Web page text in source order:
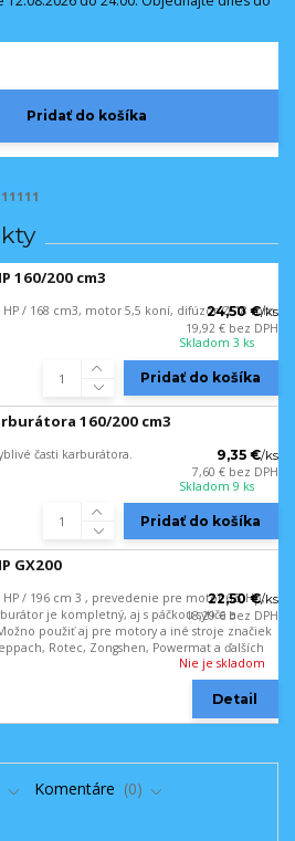
Pridať do košíka
11111
160/200 cm3
HP / 168 cm3, motor 5,5 koní, difúzor Ø 18 mm
24,50 €/ks
19,92 € bez DPH
Skladom 3 ks
Pridať do košíka
160/200 cm3
časti karburátora. 9,35 €/ks
7,60 € bez DPH
Skladom 9 ks
Pridať do košíka
GX200
HP / 196 cm 3 , prevedenie pre motor 6,5 Hp,
je kompletný, aj s páčkou sytiča a
použiť aj pre motory a iné stroje značiek
Rotec, Zongshen, Powermat a ďalších
22,50 €/ks
18,29 € bez DPH
Nie je skladom
Detail
Komentáre
0